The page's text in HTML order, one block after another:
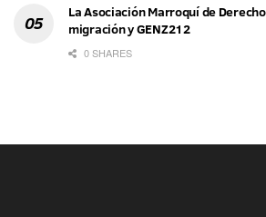
La Asociación Marroquí de
migración y GENZ212
0 SHARES